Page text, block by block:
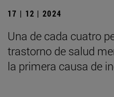
17 | 12 | 2024
Una de cada cuatro
trastorno de salud
la primera causa de